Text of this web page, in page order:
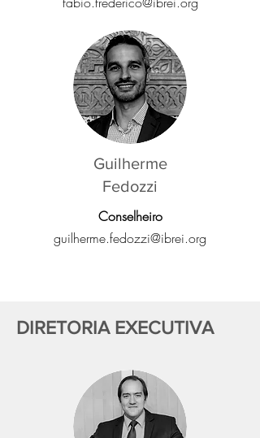
Guilherme
Fedozzi
Conselheiro
guilherme.fedozzi@ibrei.org
DIRETORIA EXECUTIVA